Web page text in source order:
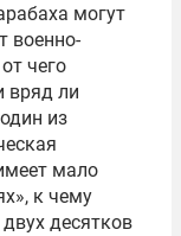
могут
военно-
чего
вряд ли
из
мало
к чему
десятков